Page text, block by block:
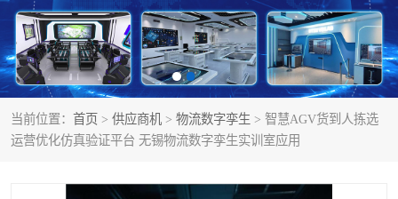
当前位置： 首页 > 供应商机 > 物流数字孪生 > 智慧AGV货到人拣选
运营优化仿真验证平台 无锡物流数字孪生实训室应用
生产系统仿真 冷链物流
供应链管理 思政
智慧零售实训 智能制造